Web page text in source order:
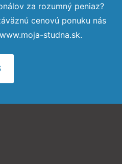
za rozumný peniaz?
cenovú ponuku nás
studna.sk.